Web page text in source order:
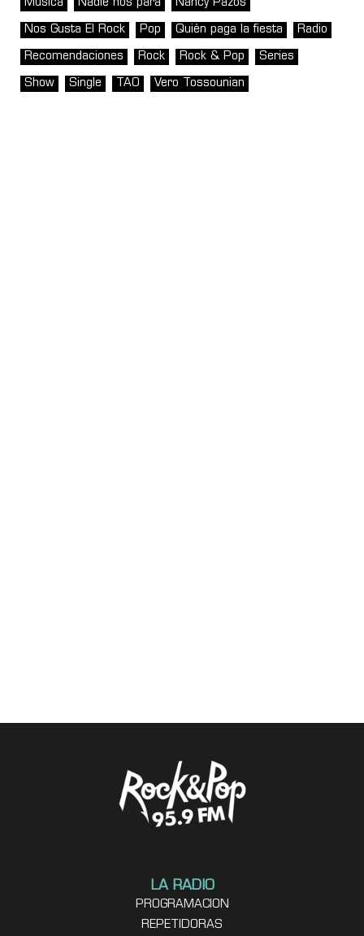
Música Nadie nos para Nancy Pazos
Nos Gusta El Rock Pop Quién paga la fiesta Radio
Recomendaciones Rock Rock & Pop Series
Show Single TAO Vero Tossounian
LA RADIO
PROGRAMACION
REPETIDORAS